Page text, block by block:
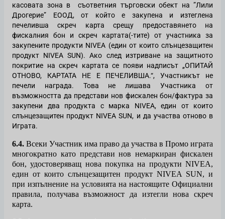
касовата зона в
съответния търговски обект на ”Лили
Дрогерие” ЕООД, от който е закупена и изтеглена
печеливша скреч карта срещу предоставянето на
фискалния бон и скреч картата(-тите) от участника за
закупените продукти NIVEA (един от които слънцезащитен
продукт NIVEA SUN). Ако след изтриване на защитното
покритие на скреч картата се появи надписът „ОПИТАЙ
ОТНОВО, КАРТАТА НЕ Е ПЕЧЕЛИВША.“, Участникът не
печели награда. Това не лишава Участника от
възможността да представи нов фискален бон/фактура за
закупени
два продукта с марка NIVEA, един от които
слънцезащитен продукт NIVEA SUN, и да участва отново в
Играта.
6.4. Всеки Участник има право да участва в Промо играта
многократно като представи нов немаркиран фискален
бон, удостоверяващ нова покупка на продукти NIVEA,
един от които слънцезащитен продукт NIVEA SUN, и
при изпълнение на условията на настоящите Официални
правила, получава възможност да изтегли нова скреч
карта.